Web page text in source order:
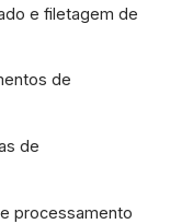
e filetagem de
de
de
processamento